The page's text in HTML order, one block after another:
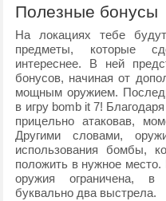
Полезные бонусы
На локациях тебе
предметы, которые
интереснее. В ней
бонусов, начиная от
мощным оружием.
в игру bomb it 7!
прицельно атаковав,
Другими словами,
использования бомбы,
положить в нужное
оружия ограничена, в
буквально два выстрела.